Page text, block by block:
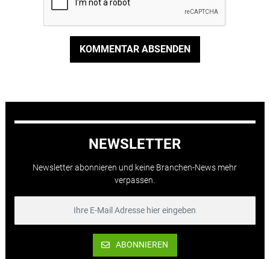
KOMMENTAR ABSENDEN
NEWSLETTER
Newsletter abonnieren und keine Branchen-News mehr
verpassen.
ABONNIEREN